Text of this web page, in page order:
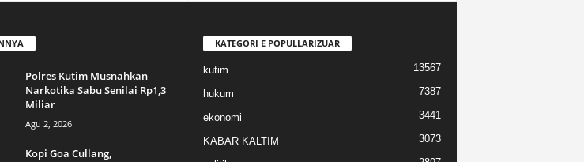
Polres Kutim Musnahkan
Narkotika Sabu Senilai Rp1,3
Miliar
Agu 2, 2026
Kopi Goa Cullang,
KATEGORI E POPULLARIZUAR
kutim 13567
hukum 7387
ekonomi 3441
KABAR KALTIM 3073